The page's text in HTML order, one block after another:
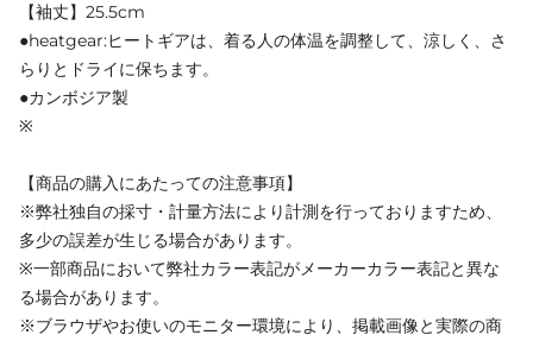
【袖丈】25.5cm
●heatgear:ヒートギアは、着る人の体温を調整して、涼しく、さ
らりとドライに保ちます。
●カンボジア製
※
【商品の購入にあたっての注意事項】
※弊社独自の採寸・計量方法により計測を行っておりますため、
多少の誤差が生じる場合があります。
※一部商品において弊社カラー表記がメーカーカラー表記と異な
る場合があります。
※ブラウザやお使いのモニター環境により、掲載画像と実際の商